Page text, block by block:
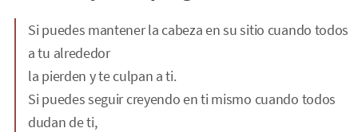
Si puedes mantener la cabeza en su sitio cuando todos
a tu alrededor
la pierden y te culpan a ti.
Si puedes seguir creyendo en ti mismo cuando todos
dudan de ti,